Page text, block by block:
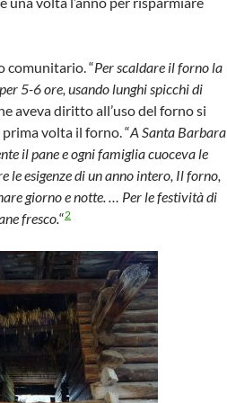
comunitario. “Per scaldare il forno la
5-6 ore, usando lunghi spicchi di
aveva diritto all’uso del forno si
volta il forno. “A Santa Barbara
il pane e ogni famiglia cuoceva le
le esigenze di un anno intero, Il forno,
giorno e notte. … Per le festività di
fresco.“2